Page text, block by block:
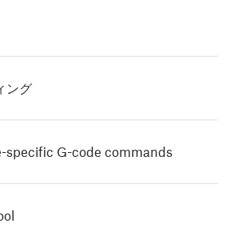
ング
specific G-code commands